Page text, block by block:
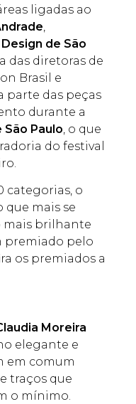
ligadas ao
de São
das diretoras de
Brasil e
parte das peças
durante a
São Paulo , o que
do festival
categorias, o
que mais se
mais brilhante
premiado pelo
os premiados a
Moreira
elegante e
em comum
traços que
o mínimo.